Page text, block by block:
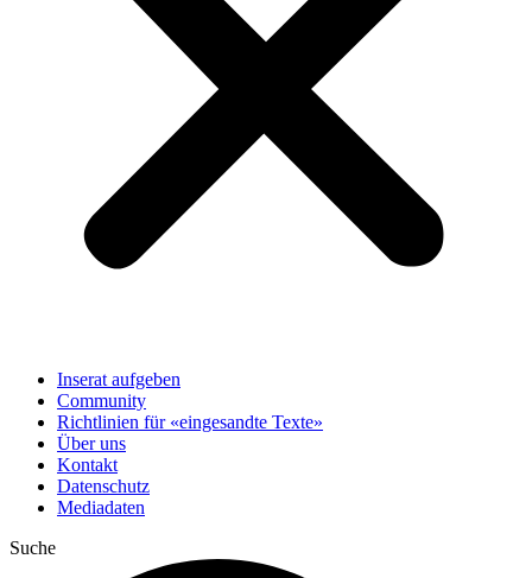
Inserat aufgeben
Community
Richtlinien für «eingesandte Texte»
Über uns
Kontakt
Datenschutz
Mediadaten
Suche